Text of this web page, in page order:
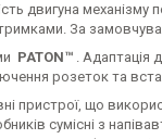
двигуна
За
PATON™ . Адаптація
розеток та
що
сумісні з